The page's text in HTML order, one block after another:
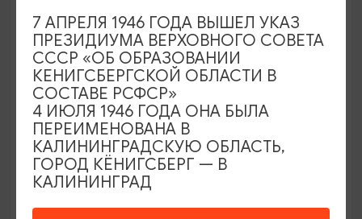
ВЫСТАВКИ
Солнечное притяжение
21.08.2026 - 20.09.2026
Калининград, Музей янтаря
ОТ 1000₽
7 АПРЕЛЯ 1946 ГОДА ВЫШЕЛ УКАЗ
ПРЕЗИДИУМА ВЕРХОВНОГО СОВЕТА
СССР «ОБ ОБРАЗОВАНИИ
КЕНИГСБЕРГСКОЙ ОБЛАСТИ В
СОСТАВЕ РСФСР»
4 ИЮЛЯ 1946 ГОДА ОНА БЫЛА
ПЕРЕИМЕНОВАНА В
КАЛИНИНГРАДСКУЮ ОБЛАСТЬ,
ГОРОД КЁНИГСБЕРГ — В
КАЛИНИНГРАД